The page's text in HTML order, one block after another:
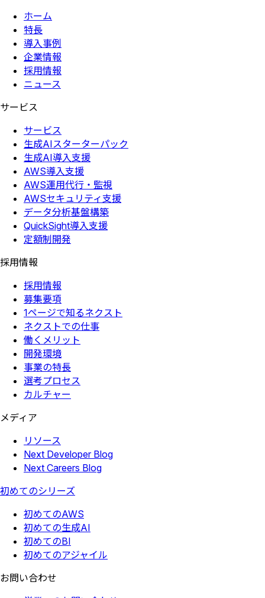
ホーム
特長
導入事例
企業情報
採用情報
ニュース
サービス
サービス
生成AIスターターパック
生成AI導入支援
AWS導入支援
AWS運用代行・監視
AWSセキュリティ支援
データ分析基盤構築
QuickSight導入支援
定額制開発
採用情報
採用情報
募集要項
1ページで知るネクスト
ネクストでの仕事
働くメリット
開発環境
事業の特長
選考プロセス
カルチャー
メディア
リソース
Next Developer Blog
Next Careers Blog
初めてのシリーズ
初めてのAWS
初めての生成AI
初めてのBI
初めてのアジャイル
お問い合わせ